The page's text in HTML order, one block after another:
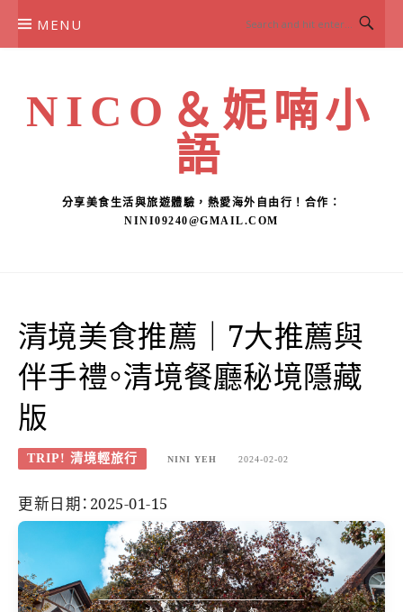
MENU
NICO＆妮喃小
語
分享美食生活與旅遊體驗，熱愛海外自由行！合作：
NINI09240@GMAIL.COM
清境美食推薦｜7大推薦與
伴手禮。清境餐廳秘境隱藏
版
TRIP! 清境輕旅行 NINI YEH 2024-02-02
更新日期：2025-01-15